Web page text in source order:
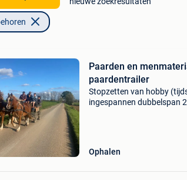
Paarden en
paardentrailer
Stopzetten van hobby
ingespannen dubbelspan
Ophalen